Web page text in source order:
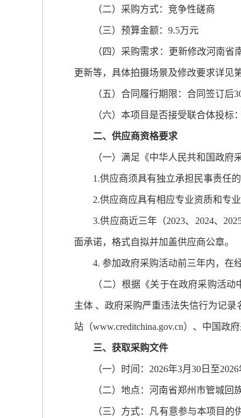
（二）采购方式：竞争性磋商
（三）预算金额：9.5万元
（四）采购需求：更新修改河南省南
更新等，具体拍摄场景及修改要求详见
（五）合同履行期限：合同签订后
（六）本项目是否接受联合体投标
二、供应商资格要求
（一）满足《中华人民共和国政府采
1.供应商须具有独立承担民事责任的
2.供应商应具有相应专业资质和专业
3.供应商近三年（2023、2024、
面承诺，格式自拟并加盖供应商公章。
4. 参加政府采购活动前三年内，在经
（二）根据《关于在政府采购活动中
主体 、政府采购严重违法失信行为记
站（www.creditchina.gov.cn）、中国政
三、获取采购文件
（一）时间：2026年3月30日至2026
（二）地点：河南省郑州市管城回族
（三）方式：凡有意参与本项目的供